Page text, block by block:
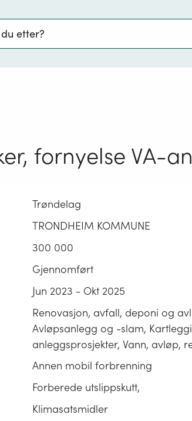
fornyelse VA-
Trøndelag
TRONDHEIM KOMMUNE
300 000
Gjennomført
Jun 2023 - Okt 2025
Renovasjon, avfall, deponi og
Avløpsanlegg og -slam,
anleggsprosjekter, Vann, avløp,
Annen mobil forbrenning
Forberede utslippskutt,
Klimasatsmidler